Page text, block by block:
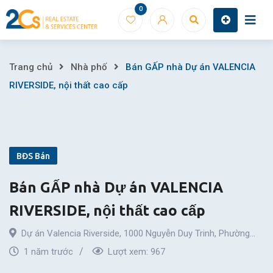
Skip
to
0
Bán
Dự
VALENCIA
RIVERSIDE,
nội
Trang chủ Nhà phố
Bán GẤP nhà Dự án VALENCIA
RIVERSIDE, nội thất cao cấp
BĐS Bán
Bán GẤP nhà Dự án VALENCIA
RIVERSIDE, nội thất cao cấp
Dự án Valencia Riverside, 1000 Nguyễn Duy Trinh, Phường
Phú Hữu,Thành phố Thủ Đức Tp. Hồ Chí Minh
1 năm trước Lượt xem: 967